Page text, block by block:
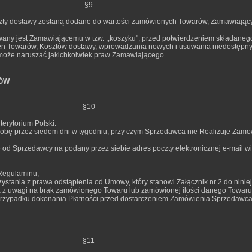
§9
dostawy zostaną dodane do wartości zamówionych Towarów,
jest Zamawiającemu w tzw. ,,koszyku", przed potwierdzeniem
Towarów, Kosztów dostawy, wprowadzania nowych i usuwania
naruszać jakichkolwiek praw Zamawiającego.
§10
Polski.
przez siedem dni w tygodniu, przy czym Sprzedawca nie Realizuje
Sprzedawcy na podany przez siebie adres poczty elektronicznej e-mail
z prawa odstąpienia od Umowy, który stanowi Załącznik nr 2 do
uwagi na brak zamówionego Towaru lub zamówionej ilości danego
dokonania Płatności przed dostarczeniem Zamówienia
§11